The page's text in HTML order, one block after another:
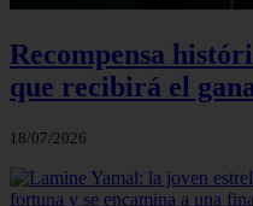
Recompensa
que recibirá el
18/07/2026